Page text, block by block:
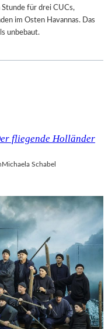
Stunde für drei CUCs,
im Osten Havannas. Das
unbebaut.
fliegende Holländer
Michaela Schabel